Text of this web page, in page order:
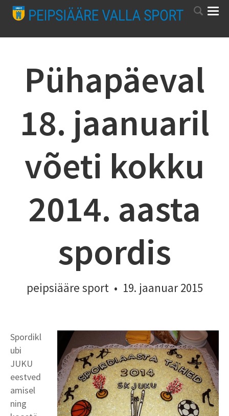
Pühapäeval
18. jaanuaril
võeti kokku
2014. aasta
spordis
peipsiääre sport • 19. jaanuar 2015
Spordikl
ubi
JUKU
eestved
amisel
ning